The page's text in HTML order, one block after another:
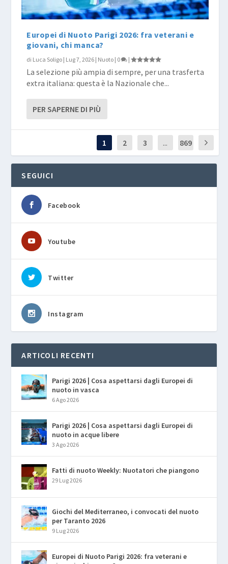
Europei di Nuoto Parigi 2026: fra veterani e
giovani, chi manca?
di Luca Soligo | Lug 7, 2026 | Nuoto | 0 |
La selezione più ampia di sempre, per una trasferta
extra italiana: questa è la Nazionale che...
PER SAPERNE DI PIÙ
1 2 3 ... 869
SEGUICI
Facebook
Youtube
Twitter
Instagram
ARTICOLI RECENTI
Parigi 2026 | Cosa aspettarsi dagli Europei di
nuoto in vasca
6 Ago 2026
Parigi 2026 | Cosa aspettarsi dagli Europei di
nuoto in acque libere
3 Ago 2026
Fatti di nuoto Weekly: Nuotatori che piangono
29 Lug 2026
Giochi del Mediterraneo, i convocati del nuoto
per Taranto 2026
9 Lug 2026
Europei di Nuoto Parigi 2026: fra veterani e